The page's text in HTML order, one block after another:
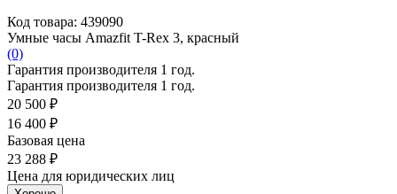
Код товара: 439090
Умные часы Amazfit T-Rex 3, красный
(0)
Гарантия производителя 1 год.
Гарантия производителя 1 год.
20 500 ₽
16 400 ₽
Базовая цена
23 288 ₽
Цена для юридических лиц